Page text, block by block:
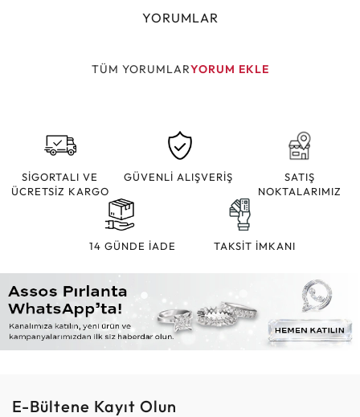
YORUMLAR
TÜM YORUMLARYORUM EKLE
SİGORTALI VE
ÜCRETSİZ KARGO
GÜVENLİ ALIŞVERİŞ
SATIŞ
NOKTALARIMIZ
14 GÜNDE İADE TAKSİT İMKANI
E-Bültene Kayıt Olun